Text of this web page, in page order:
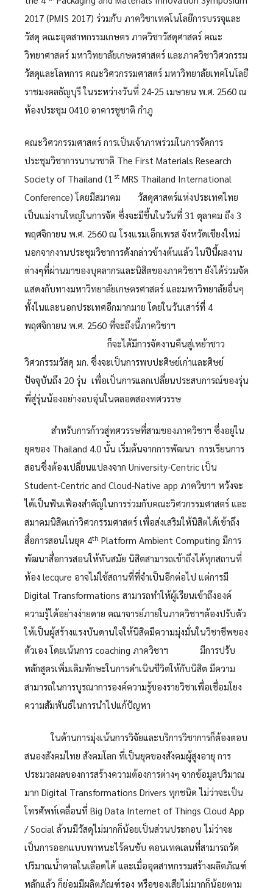
2017 (PMIS 2017) ร่วมกับ ภาควิชาเทคโนโลยีการบรรจุและ
วัสดุ คณะอุตสาหกรรมเกษตร ภาควิชาวัสดุศาสตร์ คณะ
วิทยาศาสตร์ มหาวิทยาลัยเกษตรศาสตร์ และภาควิชาวิศวกรรม
วัสดุและโลหการ คณะวิศวกรรมศาสตร์ มหาวิทยาลัยเทคโนโลยี
ราชมงคลธัญบุรี ในระหว่างวันที่ 24-25 เมษายน พ.ศ. 2560 ณ
ห้องประชุม 0410 อาคารชูชาติ กำภู
คณะวิศวกรรมศาสตร์ การเป็นเจ้าภาพร่วมในการจัดการ
ประชุมวิชาการนานาชาติ The First Materials Research
Society of Thailand (1 st MRS Thailand International
Conference) โดยมีสมาคม วัสดุศาสตร์แห่งประเทศไทย
เป็นแม่งานใหญ่ในการจัด ซึ่งจะมีขึ้นในวันที่ 31 ตุลาคม ถึง 3
พฤศจิกายน พ.ศ. 2560 ณ โรงแรมเอ็กเพรส จังหวัดเชียงใหม่
นอกจากงานประชุมวิชาการดังกล่าวข้างต้นแล้ว ในปีนี้ผลงาน
ต่างๆที่ผ่านมาของบุคลากรและนิสิตของภาควิชาฯ ยังได้ร่วมจัด
แสดงกับทางมหาวิทยาลัยเกษตรศาสตร์ และมหาวิทยาลัยอื่นๆ
ทั้งในและนอกประเทศอีกมากมาย โดยในวันเสาร์ที่ 4
พฤศจิกายน พ.ศ. 2560 ที่จะถึงนี้ภาควิชาฯ
ก็จะได้มีการจัดงานคืนสู่เหย้าชาว
วิศวกรรมวัสดุ มก. ซึ่งจะเป็นการพบปะศิษย์เก่าและศิษย์
ปัจจุบันถึง 20 รุ่น เพื่อเป็นการแลกเปลี่ยนประสบการณ์ของรุ่น
พี่สู่รุ่นน้องอย่างอบอุ่นในตลอดสองทศวรรษ
สำหรับการก้าวสู่ทศวรรษที่สามของภาควิชาฯ ซึ่งอยู่ใน
ยุคของ Thailand 4.0 นั้น เริ่มต้นจากการพัฒนา การเรียนการ
สอนซึ่งต้องเปลี่ยนแปลงจาก University-Centric เป็น
Student-Centric and Cloud-Native app ภาควิชาฯ หวังจะ
ได้เป็นฟันเฟืองสำคัญในการร่วมกับคณะวิศวกรรมศาสตร์ และ
สมาคมนิสิตเก่าวิศวกรรมศาสตร์ เพื่อส่งเสริมให้นิสิตได้เข้าถึง
สื่อการสอนในยุค 4th Platform Ambient Computing มีการ
พัฒนาสื่อการสอนให้ทันสมัย นิสิตสามารถเข้าถึงได้ทุกสถานที่
ห้อง lecqure อาจไม่ใช้สถานที่ที่จำเป็นอีกต่อไป แต่การมี
Digital Transformations สามารถทำให้ผู้เรียนเข้าถึงองค์
ความรู้ได้อย่างง่ายดาย คณาจารย์ภายในภาควิชาฯต้องปรับตัว
ให้เป็นผู้สร้างแรงบันดานใจให้นิสิตมีความมุ่งมั่นในวิชาชีพของ
ตัวเอง โดยเน้นการ coaching ภาควิชาฯ มีการปรับ
หลักสูตรเพิ่มเติมทักษะในการดำเนินชีวิตให้กับนิสิต มีความ
สามารถในการบูรณาการองค์ความรู้ของรายวิชาเพื่อเชื่อมโยง
ความสัมพันธ์ในการนำไปแก้ปัญหา
ในด้านการมุ่งเน้นการวิจัยและบริการวิชาการก็ต้องตอบ
สนองสังคมไทย สังคมโลก ที่เป็นยุคของสังคมผู้สูงอายุ การ
ประมวลผลของการสร้างความต้องการต่างๆ จากข้อมูลปริมาณ
มาก Digital Transformations Drivers ทุกชนิด ไม่ว่าจะเป็น
โทรศัพท์เคลื่อนที่ Big Data Internet of Things Cloud App
/ Social ล้วนมีวัสดุไม่มากก็น้อยเป็นส่วนประกอบ ไม่ว่าจะ
เป็นการออกแบบพาหนะไร้คนขับ คอนเทคเลนที่สามารถวัด
ปริมาณน้ำตาลในเลือดได้ และเมื่ออุตสาหกรรมสร้างผลิตภัณฑ์
หลักแล้ว ก็ย่อมมีผลิตภัณฑ์รอง หรือของเสียไม่มากก็น้อยตาม